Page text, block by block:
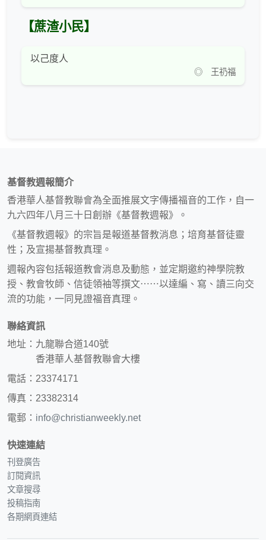
【蔗渣小民】
以己度人
◎ 王礽福
基督教週報簡介
香港華人基督教聯會為全面推展文字傳播福音的工作，自一
九六四年八月三十日創辦《基督教週報》。
《基督教週報》的宗旨是報道基督教消息；培育基督徒靈
性；及宣揚基督教真理。
週報內容包括報道教會消息及動態，並定期邀約神學院教
授、教會牧師、信徒領袖等撰文⋯⋯以達編、寫、讀三向交
流的功能，一同見證福音真理。
聯絡資訊
地址：九龍聯合道140號
香港華人基督教聯會大樓
電話：23374171
傳真：23382314
電郵： info@christianweekly.net
快速連結
刊登廣告
訂閱資訊
文章搜尋
投稿指南
各期網頁連結